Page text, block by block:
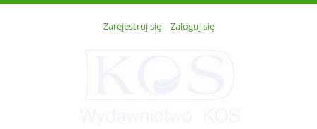
Zarejestruj się Zaloguj się